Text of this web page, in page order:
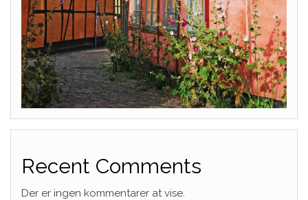
Recent Comments
Der er ingen kommentarer at vise.